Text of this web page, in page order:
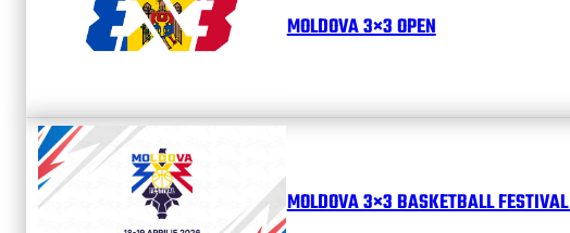
MOLDOVA 3×3 OPEN
MOLDOVA 3×3 BASKETBALL